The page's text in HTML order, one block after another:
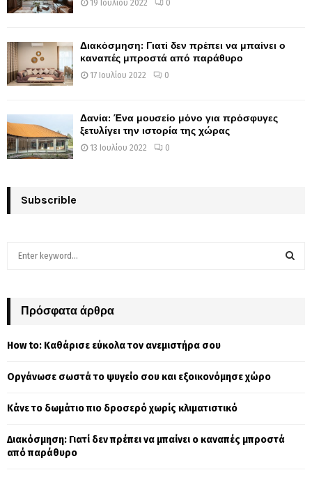
19 Ιουλίου 2022 0
Διακόσμηση: Γιατί δεν πρέπει να μπαίνει ο
καναπές μπροστά από παράθυρο
17 Ιουλίου 2022 0
Δανία: Ένα μουσείο μόνο για πρόσφυγες
ξετυλίγει την ιστορία της χώρας
13 Ιουλίου 2022 0
Subscrible
h
o
:
Πρόσφατα άρθρα
How to: Καθάρισε εύκολα τον ανεμιστήρα σου
Οργάνωσε σωστά το ψυγείο σου και εξοικονόμησε χώρο
Κάνε το δωμάτιο πιο δροσερό χωρίς κλιματιστικό
Διακόσμηση: Γιατί δεν πρέπει να μπαίνει ο καναπές μπροστά
από παράθυρο